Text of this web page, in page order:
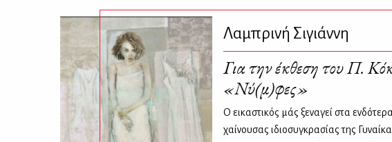
Λαμπρινή Σιγιάννη
Για την έκθεση του Π.
«Νύ(μ)φες»
Ο εικαστικός μάς ξεναγεί στα
χαίνουσας ιδιοσυγκρασίας της